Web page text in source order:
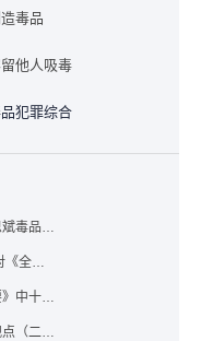
毒品
他人吸毒
犯罪综合
六百公斤运毒案主犯死刑改判死缓—蔡思斌毒品犯罪辩护成功案例
福州毒品律师推荐:最高院刑五庭庭长：对《全国法院毒品案件审判工作会议纪要》的理解与适用
福州毒品律师推荐阅读：《昆明会议纪要》中十个“意想不到”的规定
福州毒品辩护律师分享—代购毒品辩护观点（二）——“牟利”之辩